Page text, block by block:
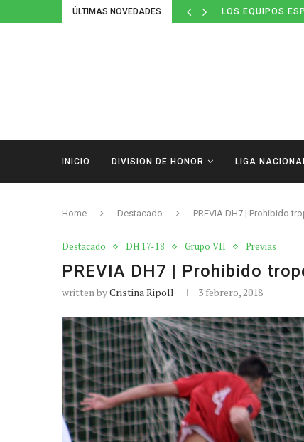
ÚLTIMAS NOVEDADES LOS EQUIPOS
INICIO DIVISION DE HONOR LIGA
Home Destacado PREVIA DH7 | Prohibido
Destacado DH 17-18 Grupo VII Previas
PREVIA DH7 | Prohibido
written byCristina Ripoll 3 febrero, 2018